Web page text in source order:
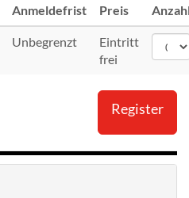
Anmeldefrist Preis
Unbegrenzt
Eintritt
frei
Register